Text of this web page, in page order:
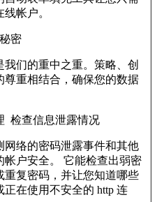
帐户。
密
们的重中之重。策略、创
尊重相结合，确保您的数据
查信息泄露情况
络的密码泄露事件和其他
帐户安全。 它能检查出弱密
重复密码，并让您知道哪些
在使用不安全的 http 连